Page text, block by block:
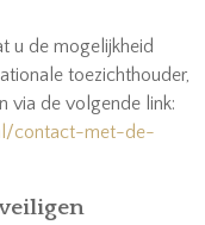
u de mogelijkheid
toezichthouder,
via de volgende link:
contact-met-de-